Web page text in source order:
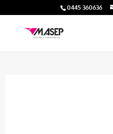
0445 360636